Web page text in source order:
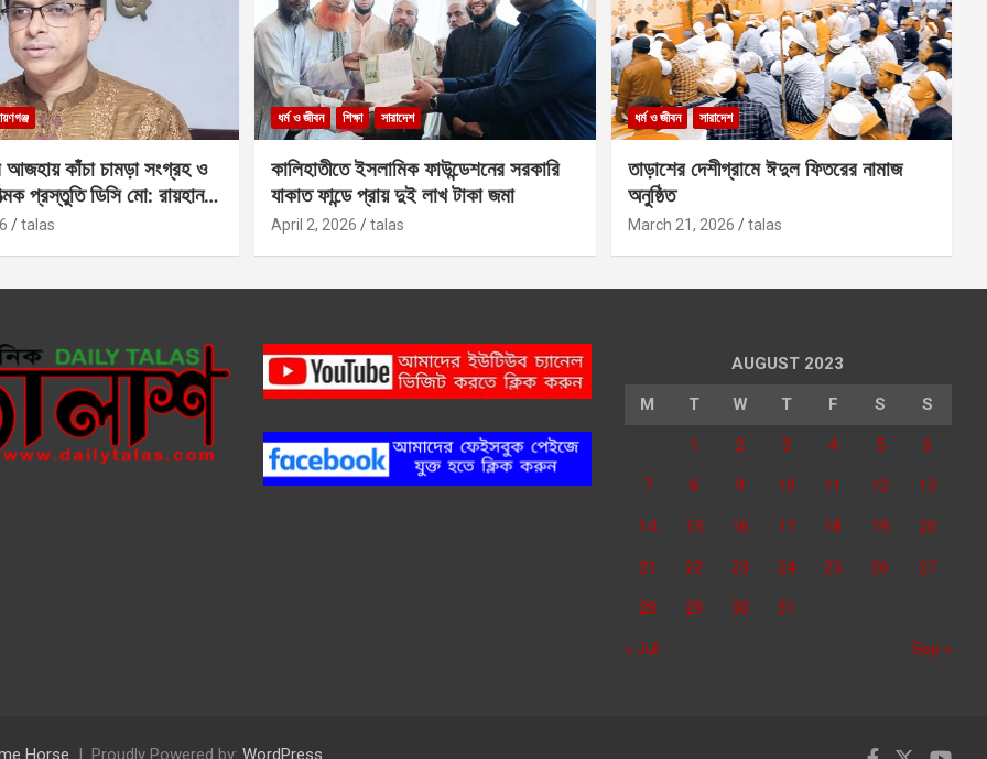
কাঁচা চামড়া সংগ্রহ ও
প্রস্তুতি ডিসি মো: রায়হান
talas
ধর্ম ও জীবন শিক্ষা সারাদেশ
কালিহাতীতে ইসলামিক ফাউন্ডেশনের সরকারি
যাকাত ফান্ডে প্রায় দুই লাখ টাকা জমা
April 2, 2026 talas
ধর্ম ও জীবন সারাদেশ
তাড়াশের দেশীগ্রামে ঈদুল ফিতরের নামাজ
অনুষ্ঠিত
March 21, 2026 talas
AUGUST 2023
M T W T F S S
1 2 3 4 5 6
7 8 9 10 11 12 13
14 15 16 17 18 19 20
21 22 23 24 25 26 27
28 29 30 31
« Jul Sep »
Horse Proudly Powered by: WordPress